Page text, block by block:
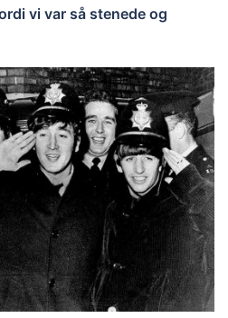
vi var så stenede og